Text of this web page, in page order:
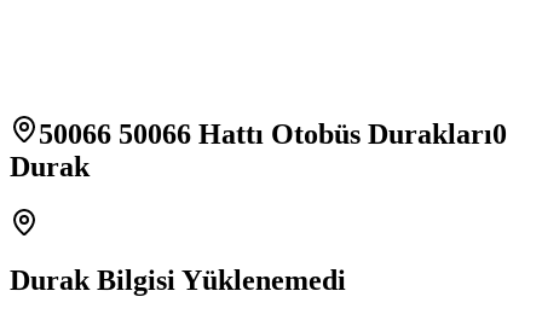
50066 50066 Hattı Otobüs Durakları0
Durak
Durak Bilgisi Yüklenemedi